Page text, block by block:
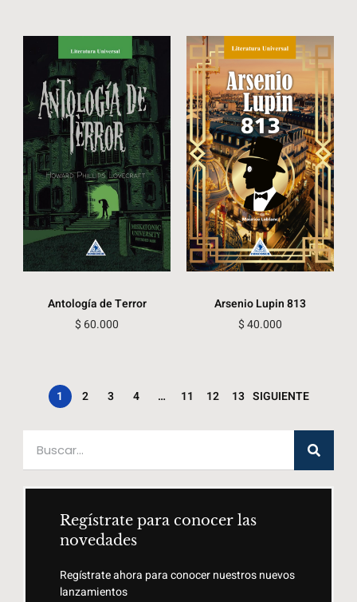
Antología de Terror
$ 60.000
Arsenio Lupin 813
$40.000
1 2 3 4 … 11 12 13 SIGUIENTE
Regístrate para conocer las
novedades
Regístrate ahora para conocer nuestros nuevos
lanzamientos